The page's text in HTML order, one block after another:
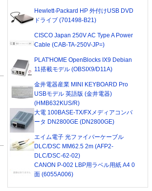
Hewlett-Packard HP 外付けUSB DVD
ドライブ (701498-B21)
CISCO Japan 250V AC Type A Power
Cable (CAB-TA-250V-JP=)
PLAT'HOME OpenBlocks IX9 Debian
11搭載モデル (OBSIX9/D11A)
金井電器産業 MINI KEYBOARD Pro
USBモデル 英語版 (金井電器)
(HMB632KUS/R)
大電 100BASE-TX/FXメディアコンバ
ータ DN2800GE (DN2800GE)
エイム電子 光ファイバーケーブル
DLC/DSC MM62.5 2m (AFP2-
DLC/DSC-62-02)
CANON P-002 LBP用ラベル用紙 A4 0
面 (6055A006)